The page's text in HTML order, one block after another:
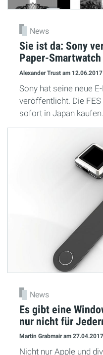
News
Sie ist da: Sony
Paper-Smartwatch
Alexander Trust am 12.06.2017
Sony hat seine neue
veröffentlicht. Die
sofort in Japan
News
Es gibt eine
nur nicht für
Martin Grabmairam 27.04.2017
Nicht nur Apple und